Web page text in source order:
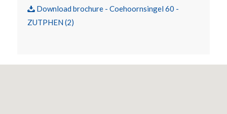
Download brochure - Coehoornsingel 60 -
ZUTPHEN (2)